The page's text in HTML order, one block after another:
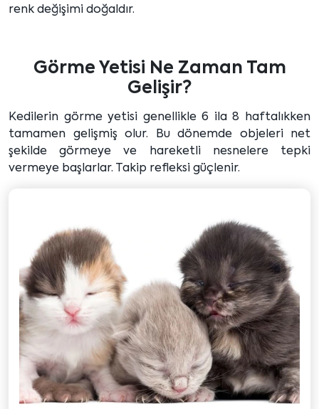
renk değişimi doğaldır.
Görme Yetisi Ne Zaman Tam
Gelişir?
Kedilerin görme yetisi genellikle 6 ila 8 haftalıkken
tamamen gelişmiş olur. Bu dönemde objeleri net
şekilde görmeye ve hareketli nesnelere tepki
vermeye başlarlar. Takip refleksi güçlenir.